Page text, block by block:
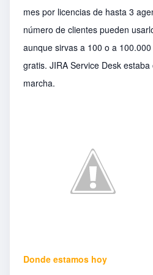
mes por licencias de hasta 3
número de clientes pueden
aunque sirvas a 100 o a
gratis. JIRA Service Desk
marcha.
Donde estamos hoy